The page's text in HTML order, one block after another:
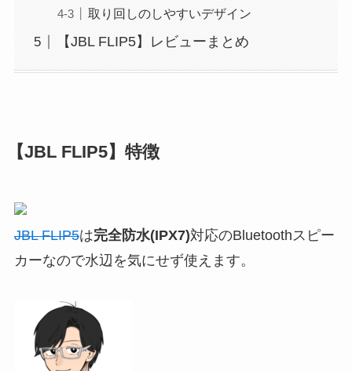
取り回しのしやすいデザイン
【JBL FLIP5】レビューまとめ
【JBL FLIP5】特徴
JBL FLIP5は完全防水(IPX7)対応のBluetoothスピー
カーなので水辺を気にせず使えます。